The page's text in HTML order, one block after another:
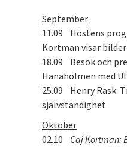
September
11.09 Höstens
Kortman visar
18.09 Besök och
Hanaholmen med
25.09 Henry Rask:
självständighet
Oktober
02.10 Caj Kortman: